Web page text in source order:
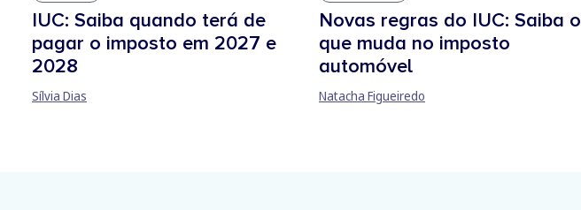
IUC: Saiba quando terá de
pagar o imposto em 2027 e
2028
Sílvia Dias
Novas regras do IUC: Saiba o
que muda no imposto
automóvel
Natacha Figueiredo